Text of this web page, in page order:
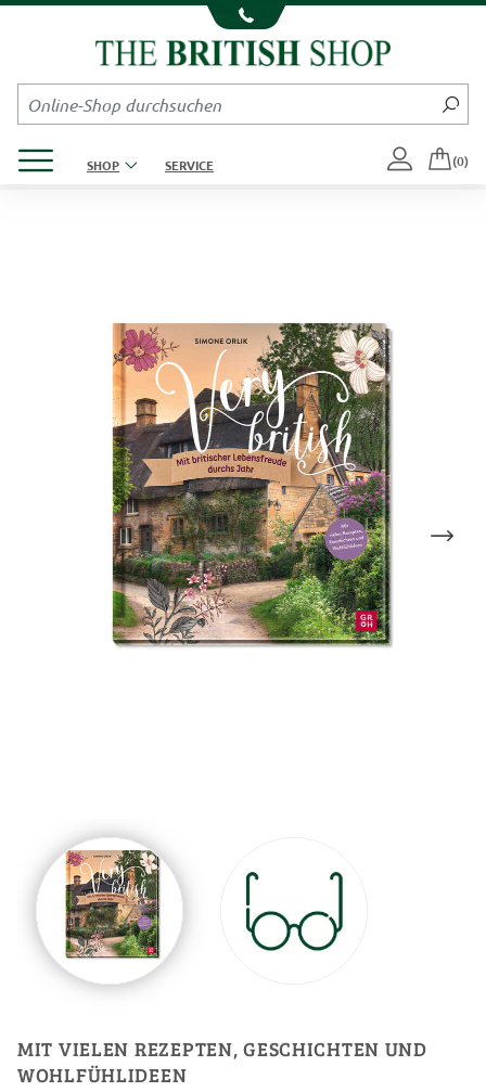
Kompletten Head der Seite überspringen
SHOP SERVICE (0)
MIT VIELEN REZEPTEN, GESCHICHTEN UND
WOHLFÜHLIDEEN